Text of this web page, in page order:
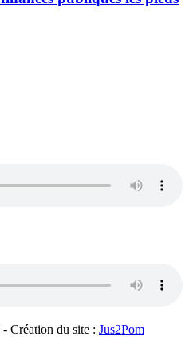
Création du site : Jus2Pom